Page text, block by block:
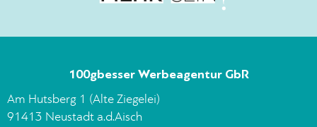
100gbesser Werbeagentur GbR
Am Hutsberg 1 (Alte Ziegelei)
91413 Neustadt a.d.Aisch